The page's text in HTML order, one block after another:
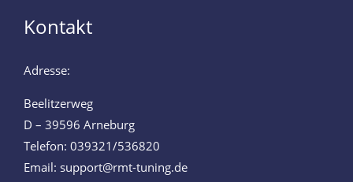
Kontakt
Adresse:
Beelitzerweg
D – 39596 Arneburg
Telefon: 039321/536820
Email: support@rmt-tuning.de